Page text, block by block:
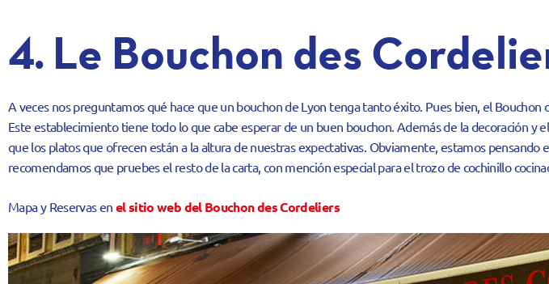
4. Le Bouchon des
A veces nos preguntamos qué hace que un bouchon de Lyon tenga tanto éxito. Pues bien, el Bouchon
Este establecimiento tiene todo lo que cabe esperar de un buen bouchon. Además de la decoración y
que los platos que ofrecen están a la altura de nuestras expectativas. Obviamente, estamos
recomendamos que pruebes el resto de la carta, con mención especial para el trozo de cochinillo
Mapa y Reservas en el sitio web del Bouchon des Cordeliers